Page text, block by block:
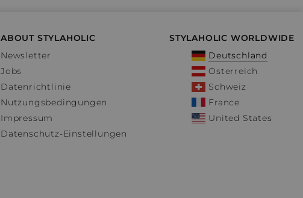
ABOUT STYLAHOLIC
Newsletter
Jobs
Datenrichtlinie
Nutzungsbedingungen
Impressum
Datenschutz-Einstellungen
STYLAHOLIC WORLDWIDE
Deutschland
Österreich
Schweiz
France
United States